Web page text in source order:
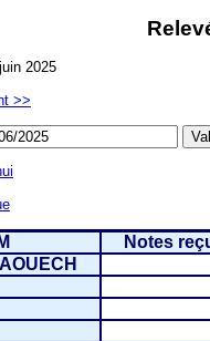
2025
>>
Notes